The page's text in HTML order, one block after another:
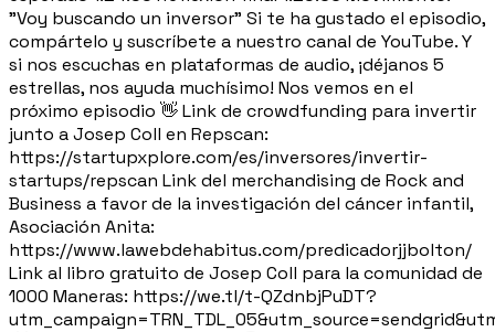
"Voy buscando un inversor" Si te ha gustado el episodio,
compártelo y suscríbete a nuestro canal de YouTube. Y
si nos escuchas en plataformas de audio, ¡déjanos 5
estrellas, nos ayuda muchísimo! Nos vemos en el
próximo episodio 👋 Link de crowdfunding para invertir
junto a Josep Coll en Repscan:
https://startupxplore.com/es/inversores/invertir-
startups/repscan Link del merchandising de Rock and
Business a favor de la investigación del cáncer infantil,
Asociación Anita:
https://www.lawebdehabitus.com/predicadorjjbolton/
Link al libro gratuito de Josep Coll para la comunidad de
1000 Maneras: https://we.tl/t-QZdnbjPuDT?